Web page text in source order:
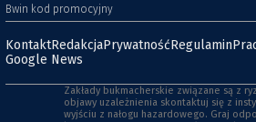
Bwin kod promocyjny
KontaktRedakcjaPrywatnośćRegulamin
Google News
Zakłady bukmacherskie związane są z
objawy uzależnienia skontaktuj się z
wyjściu z nałogu hazardowego. Graj